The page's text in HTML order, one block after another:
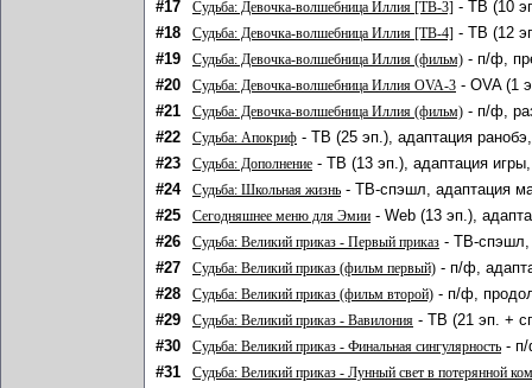
#17
Судьба: Девочка-волшебница Иллия [ТВ-3] - ТВ (10
#18
Судьба: Девочка-волшебница Иллия [ТВ-4] - ТВ (12
#19
Судьба: Девочка-волшебница Иллия (фильм) - п/ф,
#20
Судьба: Девочка-волшебница Иллия OVA-3 - OVA (1
#21
Судьба: Девочка-волшебница Иллия (фильм) - п/ф,
#22
Судьба: Апокриф - ТВ (25 эп.), адаптация
#23
Судьба: Дополнение - ТВ (13 эп.), адаптация
#24
Судьба: Школьная жизнь - ТВ-спэшл, адаптация
#25
Сегодняшнее меню для Эмии - Web (13 эп.),
#26
Судьба: Великий приказ - Первый приказ - ТВ-спэшл,
#27
Судьба: Великий приказ (фильм первый) - п/ф,
#28
Судьба: Великий приказ (фильм второй) - п/ф,
#29
Судьба: Великий приказ - Вавилония - ТВ (21 эп. +
#30
Судьба: Великий приказ - Финальная сингулярность -
#31
Судьба: Великий приказ - Лунный свет в потерянной